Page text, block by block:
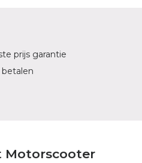
prijs garantie
Motorscooter